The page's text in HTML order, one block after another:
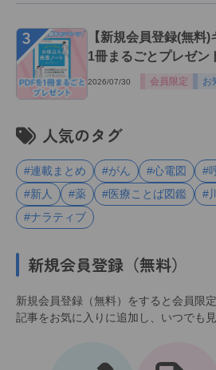
３
【新規会員登録(無料
1冊まるごとプレゼン
2026/07/30 会員限定 お
人気のタグ
#連載まとめ #がん #心電図 #
#新人
#薬 #医療ことば図鑑
#
#ナラティブ
新規会員登録（無料）
新規会員登録（無料）をすると会員限
記事をお気に入りに追加し、いつでも